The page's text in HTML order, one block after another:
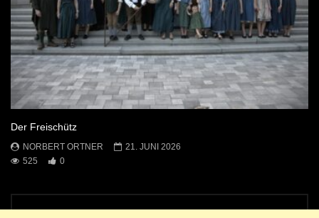
Der Freischütz
NORBERT ORTNER
21. JUNI 2026
525
0